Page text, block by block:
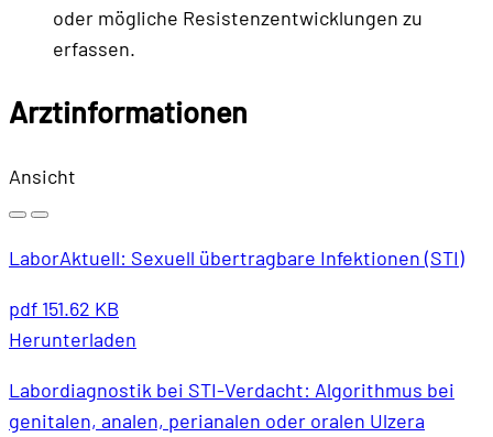
oder mögliche Resistenzentwicklungen zu
erfassen.
Arztinformationen
Ansicht
LaborAktuell: Sexuell übertragbare Infektionen (STI)
pdf 151.62 KB
Herunterladen
Labordiagnostik bei STI-Verdacht: Algorithmus bei
genitalen, analen, perianalen oder oralen Ulzera